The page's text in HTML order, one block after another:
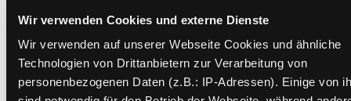
Wir verwenden Cookies und externe Dienste
Wir verwenden auf unserer Webseite Cookies und ähnliche
Technologien von Drittanbietern zur Verarbeitung von
personenbezogenen Daten (z.B.: IP-Adressen). Einige von
Exemplare
Zweigstelle: Zanklhof
Signatur: PK.KS SCHWE
Standort 2:Depot Andräschule